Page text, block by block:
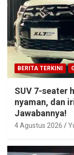
BERITA TERKINI
SUV 7-seater
nyaman, dan
Jawabannya!
4 Agustus 2026